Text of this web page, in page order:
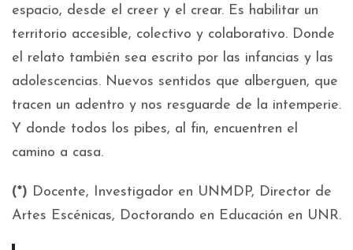
espacio, desde el creer y el crear. Es habilitar un
territorio accesible, colectivo y colaborativo. Donde
el relato también sea escrito por las infancias y las
adolescencias. Nuevos sentidos que alberguen, que
tracen un adentro y nos resguarde de la intemperie.
Y donde todos los pibes, al fin, encuentren el
camino a casa.
(*) Docente, Investigador en UNMDP, Director de
Artes Escénicas, Doctorando en Educación en UNR.